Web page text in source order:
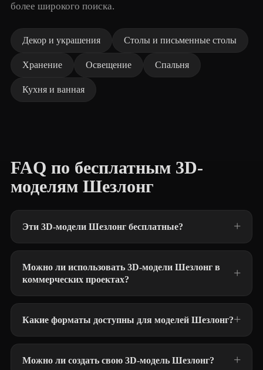
более широкого поиска.
Декор и украшения Столы и письменные столы
Хранение Освещение Спальня
Кухня и ванная
FAQ по бесплатным 3D-
моделям Шезлонг
Эти 3D-модели Шезлонг бесплатные?
Можно ли использовать 3D-модели Шезлонг в
коммерческих проектах?
Какие форматы доступны для моделей Шезлонг?
Можно ли создать свою 3D-модель Шезлонг?